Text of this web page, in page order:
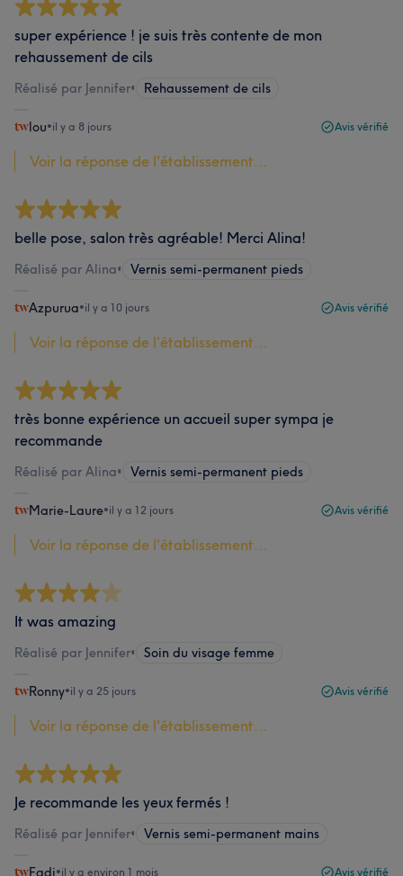
super expérience ! je suis très contente de mon
rehaussement de cils
Réalisé par Jennifer• Rehaussement de cils
lou•il y a 8 jours Avis vérifié
Voir la réponse de l'établissement...
belle pose, salon très agréable! Merci Alina!
Réalisé par Alina• Vernis semi-permanent pieds
Azpurua•il y a 10 jours Avis vérifié
Voir la réponse de l'établissement...
très bonne expérience un accueil super sympa je
recommande
Réalisé par Alina• Vernis semi-permanent pieds
Marie-Laure•il y a 12 jours Avis vérifié
Voir la réponse de l'établissement...
It was amazing
Réalisé par Jennifer• Soin du visage femme
Ronny•il y a 25 jours Avis vérifié
Voir la réponse de l'établissement...
Je recommande les yeux fermés !
Réalisé par Jennifer• Vernis semi-permanent mains
Fadi•il y a environ 1 mois Avis vérifié